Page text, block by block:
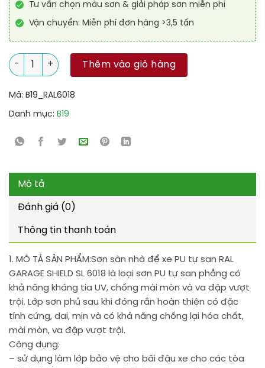
Tư vấn chọn màu sơn & giải pháp sơn miễn phí
Vận chuyển: Miễn phí đơn hàng >3,5 tấn
Sơn sàn nhà để xe PU tự san RAL GARAGE SHIELD SL 6018 số
Thêm vào giỏ hàng
Mã: B19_RAL6018
Danh mục: B19
Mô tả
Đánh giá (0)
Thông tin thanh toán
1. MÔ TẢ SẢN PHẨM:Sơn sàn nhà để xe PU tự san RAL
GARAGE SHIELD SL 6018 là loại sơn PU tự san phẳng có
khả năng kháng tia UV, chống mài mòn và va đập vượt
trội. Lớp sơn phủ sau khi đóng rắn hoàn thiện có đặc
tính cứng, dai, mịn và có khả năng chống lại hóa chất,
mài mòn, va đập vượt trội.
Công dụng:
– sử dụng làm lớp bảo vệ cho bãi đậu xe cho các tòa